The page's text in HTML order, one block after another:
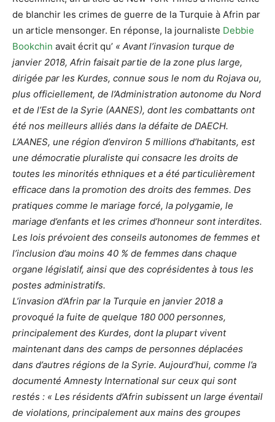
de blanchir les crimes de guerre de la Turquie à Afrin par
un article mensonger. En réponse, la journaliste Debbie
Bookchin avait écrit qu’ « Avant l’invasion turque de
janvier 2018, Afrin faisait partie de la zone plus large,
dirigée par les Kurdes, connue sous le nom du Rojava ou,
plus officiellement, de l’Administration autonome du Nord
et de l’Est de la Syrie (AANES), dont les combattants ont
été nos meilleurs alliés dans la défaite de DAECH.
L’AANES, une région d’environ 5 millions d’habitants, est
une démocratie pluraliste qui consacre les droits de
toutes les minorités ethniques et a été particulièrement
efficace dans la promotion des droits des femmes. Des
pratiques comme le mariage forcé, la polygamie, le
mariage d’enfants et les crimes d’honneur sont interdites.
Les lois prévoient des conseils autonomes de femmes et
l’inclusion d’au moins 40 % de femmes dans chaque
organe législatif, ainsi que des coprésidentes à tous les
postes administratifs.
L’invasion d’Afrin par la Turquie en janvier 2018 a
provoqué la fuite de quelque 180 000 personnes,
principalement des Kurdes, dont la plupart vivent
maintenant dans des camps de personnes déplacées
dans d’autres régions de la Syrie. Aujourd’hui, comme l’a
documenté Amnesty International sur ceux qui sont
restés : « Les résidents d’Afrin subissent un large éventail
de violations, principalement aux mains des groupes